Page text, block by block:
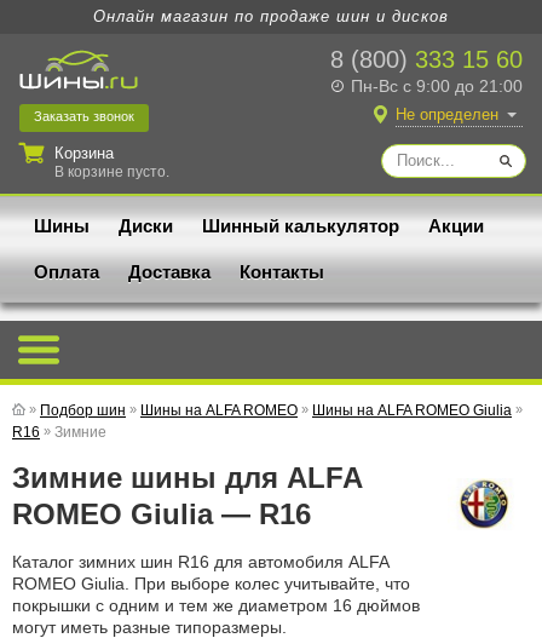
Онлайн магазин по продаже шин и дисков
8 (800) 333 15 60
Пн-Вс с 9:00 до 21:00
Заказать звонок
Корзина
В корзине пусто.
Не определен
Шины Диски Шинный калькулятор Акции
Оплата Доставка Контакты
» Подбор шин » Шины на ALFA ROMEO » Шины на ALFA ROMEO Giulia »
R16 » Зимние
Зимние шины для ALFA
ROMEO Giulia — R16
Каталог зимних шин R16 для автомобиля ALFA
ROMEO Giulia. При выборе колес учитывайте, что
покрышки с одним и тем же диаметром 16 дюймов
могут иметь разные типоразмеры.